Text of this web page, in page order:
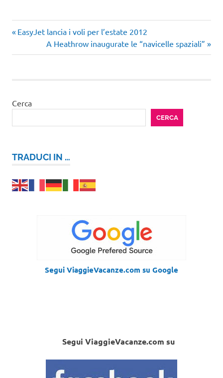
della
Letteratura
di Viaggio
fotografiche
Navigazione
articoli
Articolo
precedente:
EasyJet lancia i voli per l’estate 2012
Articolo
successivo:
A Heathrow inaugurate le “navicelle spaziali”
Cerca
CERCA
TRADUCI IN …
Segui ViaggieVacanze.com su Google
Segui ViaggieVacanze.com su